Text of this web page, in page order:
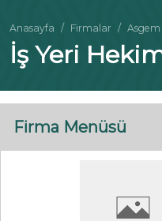
Anasayfa Firmalar Asgem
İş Yeri
Firma Menüsü